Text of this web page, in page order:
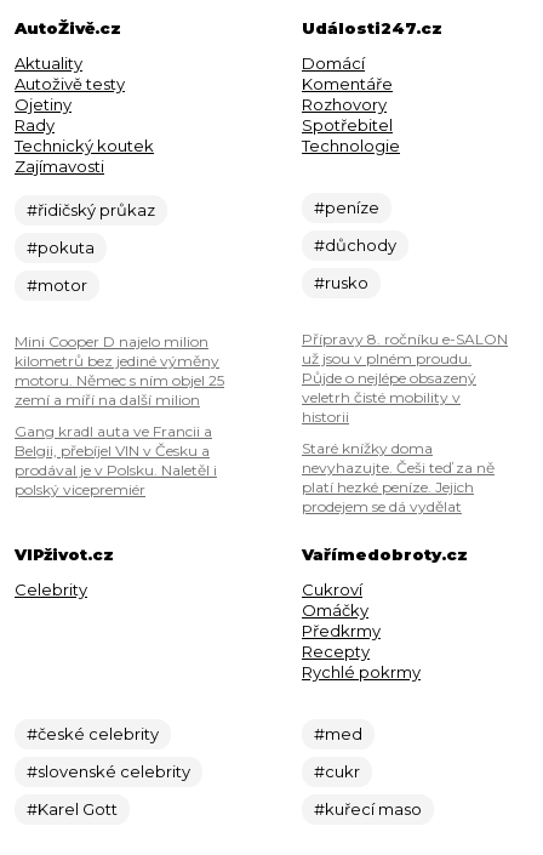
AutoŽivě.cz
Aktuality
Autoživě testy
Ojetiny
Rady
Technický koutek
Zajímavosti
#řidičský průkaz
#pokuta
#motor
Mini Cooper D najelo milion
kilometrů bez jediné výměny
motoru. Němec s ním objel 25
zemí a míří na další milion
Gang kradl auta ve Francii a
Belgii, přebíjel VIN v Česku a
prodával je v Polsku. Naletěl i
polský vicepremiér
Události247.cz
Domácí
Komentáře
Rozhovory
Spotřebitel
Technologie
#peníze
#důchody
#rusko
Přípravy 8. ročníku e-SALON
už jsou v plném proudu.
Půjde o nejlépe obsazený
veletrh čisté mobility v
historii
Staré knížky doma
nevyhazujte. Češi teď za ně
platí hezké peníze. Jejich
prodejem se dá vydělat
VIPživot.cz
Celebrity
#české celebrity
#slovenské celebrity
#Karel Gott
Vařímedobroty.cz
Cukroví
Omáčky
Předkrmy
Recepty
Rychlé pokrmy
#med
#cukr
#kuřecí maso